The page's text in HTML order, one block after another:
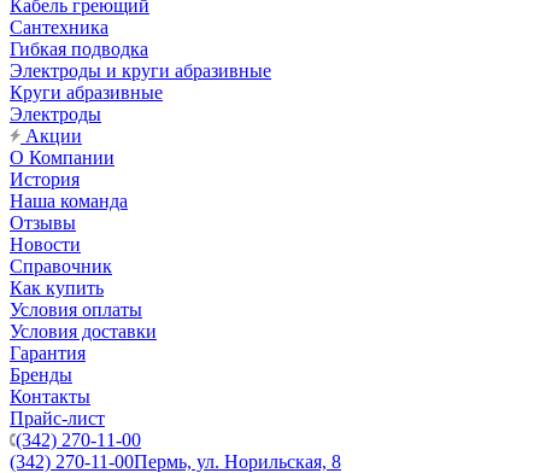
Кабель греющий
Сантехника
Гибкая подводка
Электроды и круги абразивные
Круги абразивные
Электроды
Акции
О Компании
История
Наша команда
Отзывы
Новости
Справочник
Как купить
Условия оплаты
Условия доставки
Гарантия
Бренды
Контакты
Прайс-лист
(342) 270-11-00
(342) 270-11-00Пермь, ул. Норильская, 8